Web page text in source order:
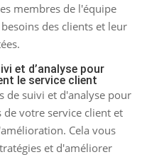
membres de l'équipe
des clients et leur
et d’analyse pour
le service client
de suivi et d'analyse pour
votre service client et
Cela vous
et d'améliorer